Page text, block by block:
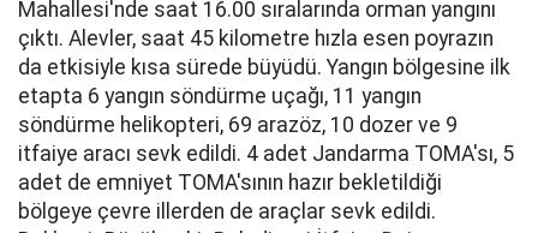
Mahallesi'nde saat 16.00 sıralarında orman yangını
çıktı. Alevler, saat 45 kilometre hızla esen poyrazın
da etkisiyle kısa sürede büyüdü. Yangın bölgesine ilk
etapta 6 yangın söndürme uçağı, 11 yangın
söndürme helikopteri, 69 arazöz, 10 dozer ve 9
itfaiye aracı sevk edildi. 4 adet Jandarma TOMA'sı, 5
adet de emniyet TOMA'sının hazır bekletildiği
bölgeye çevre illerden de araçlar sevk edildi.